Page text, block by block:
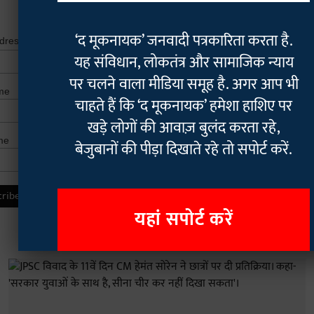
‘द मूकनायक’ जनवादी पत्रकारिता करता है.
यह संविधान, लोकतंत्र और सामाजिक न्याय
पर चलने वाला मीडिया समूह है. अगर आप भी
चाहते हैं कि ‘द मूकनायक’ हमेशा हाशिए पर
खड़े लोगों की आवाज़ बुलंद करता रहे,
बेजुबानों की पीड़ा दिखाते रहे तो सपोर्ट करें.
यहां सपोर्ट करें